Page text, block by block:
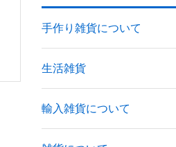
手作り雑貨について
生活雑貨
輸入雑貨について